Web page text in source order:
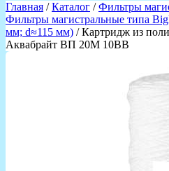
Главная /Каталог /Фильтры
Фильтры магистральные типа
мм; d≈115 мм) / Картридж из
Аквабрайт ВП 20М 10ВВ